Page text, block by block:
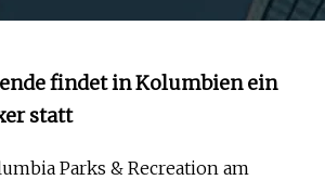
findet in Kolumbien ein
statt
Parks & Recreation am